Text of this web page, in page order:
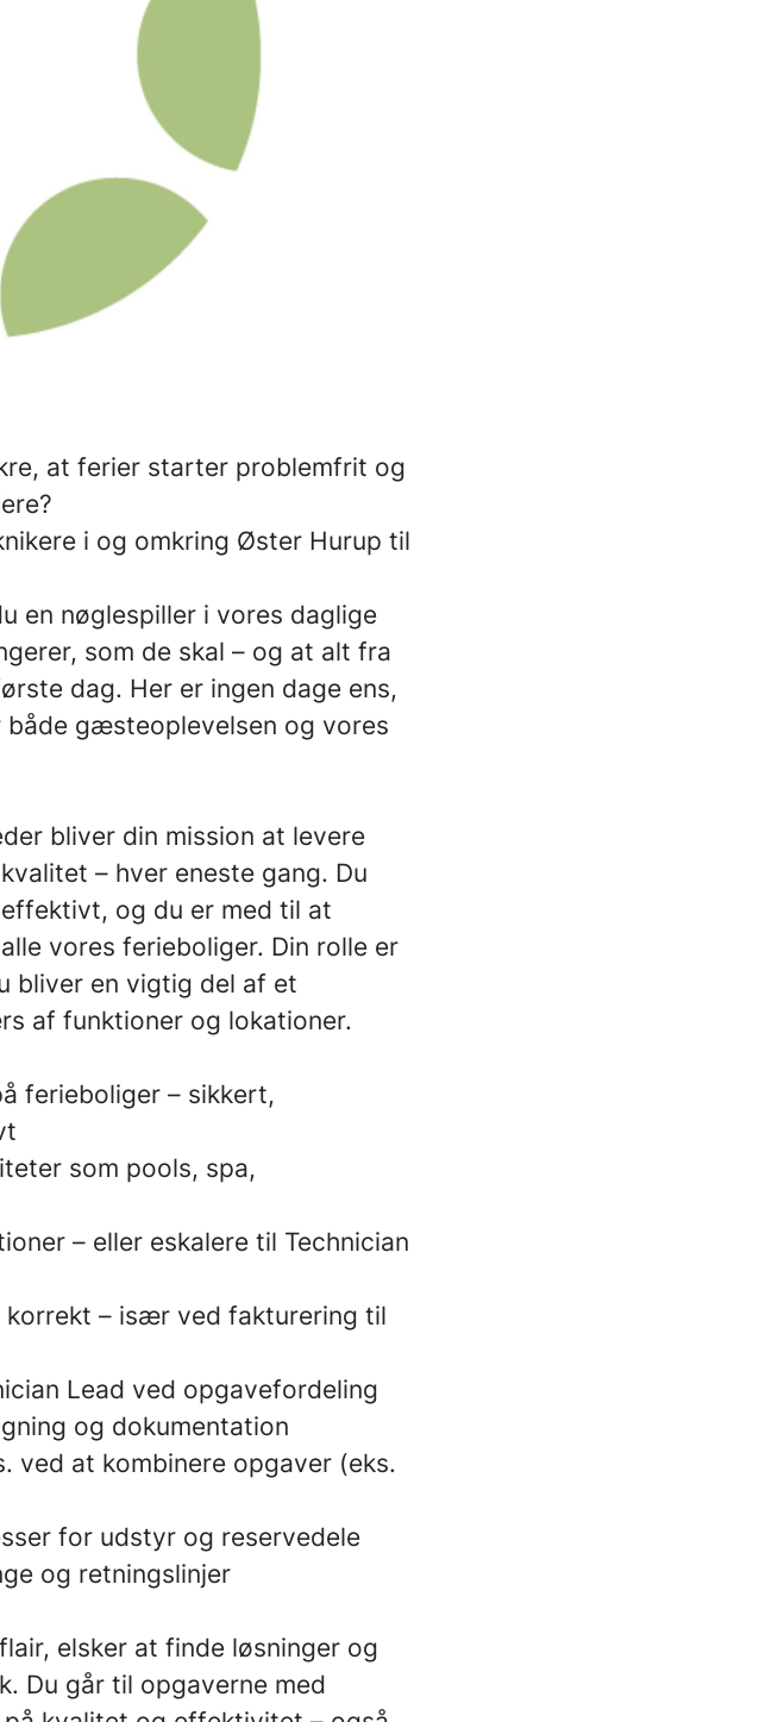
at ferier starter problemfrit og
i og omkring Øster Hurup til
en nøglespiller i vores daglige
som de skal – og at alt fra
dag. Her er ingen dage ens,
gæsteoplevelsen og vores
bliver din mission at levere
– hver eneste gang. Du
og du er med til at
vores ferieboliger. Din rolle er
bliver en vigtig del af et
af funktioner og lokationer.
ferieboliger – sikkert,
som pools, spa,
– eller eskalere til Technician
korrekt – især ved fakturering til
Lead ved opgavefordeling
og dokumentation
ved at kombinere opgaver (eks.
for udstyr og reservedele
og retningslinjer
elsker at finde løsninger og
Du går til opgaverne med